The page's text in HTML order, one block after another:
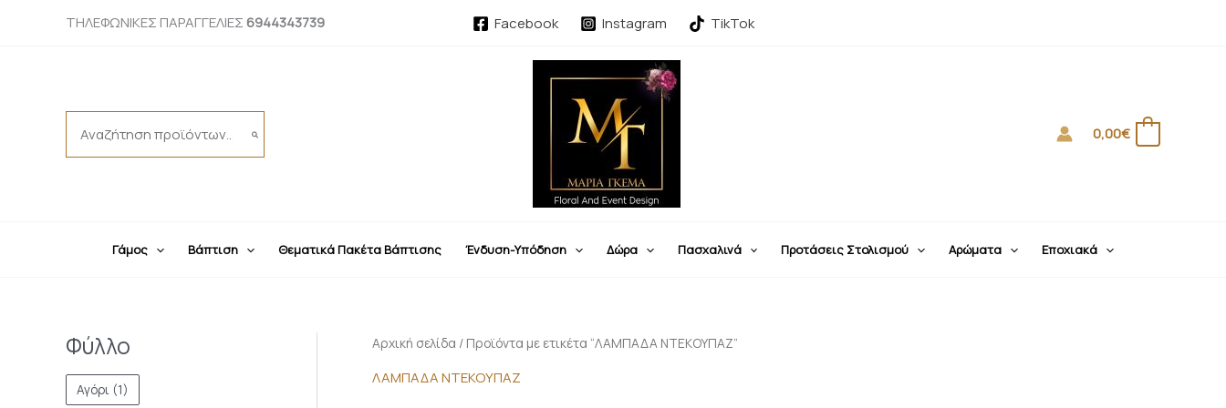
ΤΗΛΕΦΩΝΙΚΕΣ ΠΑΡΑΓΓΕΛΙΕΣ 6944343739 Facebook Instagram TikTok
for:
0,00€
Γάμος Βάπτιση Θεματικά Πακέτα Βάπτισης Ένδυση-Υπόδηση Δώρα Πασχαλινά Προτάσεις Στολισμού Αρώματα Εποχιακά
Φύλλο
Αγόρι (1)
Αρχική σελίδα / Προϊόντα με ετικέτα “ΛΑΜΠΑΔΑ ΝΤΕΚΟΥΠΑΖ”
ΛΑΜΠΑΔΑ ΝΤΕΚΟΥΠΑΖ